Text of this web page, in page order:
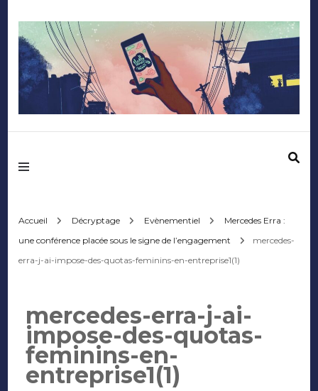
Mediafactory – Le
d'Audencia
SciencesCom
Accueil Décryptage Evènementiel
Mercedes Erra :
une conférence placée sous le signe de l’engagement
mercedes-
erra-j-ai-impose-des-quotas-feminins-en-entreprise1(1)
mercedes-erra-j-ai-
impose-des-quotas-
feminins-en-
entreprise1(1)